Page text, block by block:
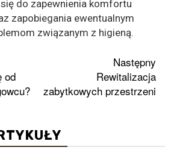
do zapewnienia komfortu
zapobiegania ewentualnym
związanym z higieną.
od
Następny
Rewitalizacja
zabytkowych przestrzeni